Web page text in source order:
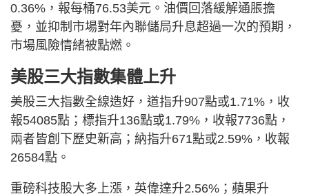
0.36%，報每桶76.53美元。油價回落緩解通脹擔
憂，並抑制市場對年內聯儲局升息超過一次的預期，
市場風險情緒被點燃。
美股三大指數集體上升
美股三大指數全線造好，道指升907點或1.71%，收
報54085點；標指升136點或1.79%，收報7736點，
兩者皆創下歷史新高；納指升671點或2.59%，收報
26584點。
重磅科技股大多上漲，英偉達升2.56%；蘋果升